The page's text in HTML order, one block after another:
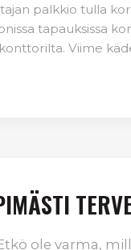
palkkio tulla
tapauksissa
Viime
ole varma,